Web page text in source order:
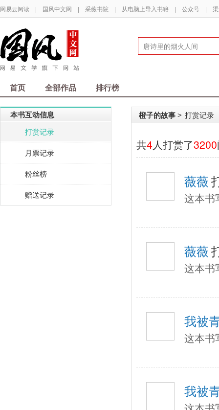
网易云阅读 | 国风中文网 | 采薇书院 | 从电脑上导入书籍 | 公众号 |
首页 全部作品 排行榜
本书互动信息
打赏记录
月票记录
粉丝榜
赠送记录
橙子的故事 > 打赏记录
共4人打赏了3200
薇薇
这本书
薇薇
这本书
我被
这本书
我被